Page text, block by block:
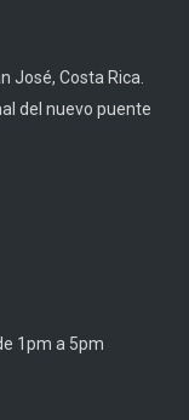
José, Costa Rica.
del nuevo puente
1pm a 5pm